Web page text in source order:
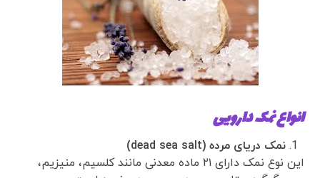
انواع نمک دارویی
نمک دریای مرده (dead sea salt)
این نوع نمک دارای ۲۱ ماده معدنی مانند کلسیم، منیزیم،